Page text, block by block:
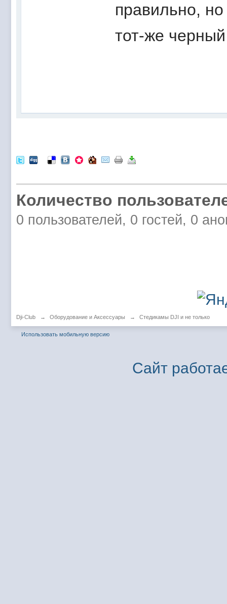
правильно,
тот-же
Количество
0 пользователей, 0 гостей, 0
Dji-Club → Оборудование и Аксессуары → Стедикамы DJI и не только
Использовать мобильную версию
Сайт